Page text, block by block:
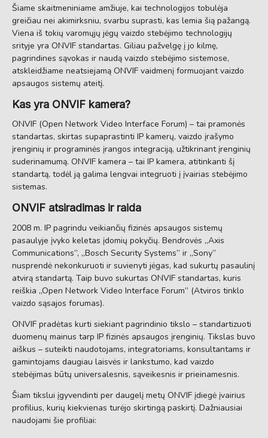
Šiame skaitmeniniame amžiuje, kai technologijos tobulėja
greičiau nei akimirksniu, svarbu suprasti, kas lemia šią pažangą.
Viena iš tokių varomųjų jėgų vaizdo stebėjimo technologijų
srityje yra ONVIF standartas. Giliau pažvelgę į jo kilmę,
pagrindines sąvokas ir naudą vaizdo stebėjimo sistemose,
atskleidžiame neatsiejamą ONVIF vaidmenį formuojant vaizdo
apsaugos sistemų ateitį.
Kas yra ONVIF kamera?
ONVIF (Open Network Video Interface Forum) – tai pramonės
standartas, skirtas supaprastinti IP kamerų, vaizdo įrašymo
įrenginių ir programinės įrangos integraciją, užtikrinant įrenginių
suderinamumą. ONVIF kamera – tai IP kamera, atitinkanti šį
standartą, todėl ją galima lengvai integruoti į įvairias stebėjimo
sistemas.
ONVIF atsiradimas ir raida
2008 m. IP pagrindu veikiančių fizinės apsaugos sistemų
pasaulyje įvyko keletas įdomių pokyčių. Bendrovės „Axis
Communications”, „Bosch Security Systems” ir „Sony”
nusprendė nekonkuruoti ir suvienyti jėgas, kad sukurtų pasaulinį
atvirą standartą. Taip buvo sukurtas ONVIF standartas, kuris
reiškia „Open Network Video Interface Forum” (Atviros tinklo
vaizdo sąsajos forumas).
ONVIF pradėtas kurti siekiant pagrindinio tikslo – standartizuoti
duomenų mainus tarp IP fizinės apsaugos įrenginių. Tikslas buvo
aiškus – suteikti naudotojams, integratoriams, konsultantams ir
gamintojams daugiau laisvės ir lankstumo, kad vaizdo
stebėjimas būtų universalesnis, sąveikesnis ir prieinamesnis.
Šiam tikslui įgyvendinti per daugelį metų ONVIF įdiegė įvairius
profilius, kurių kiekvienas turėjo skirtingą paskirtį. Dažniausiai
naudojami šie profiliai: